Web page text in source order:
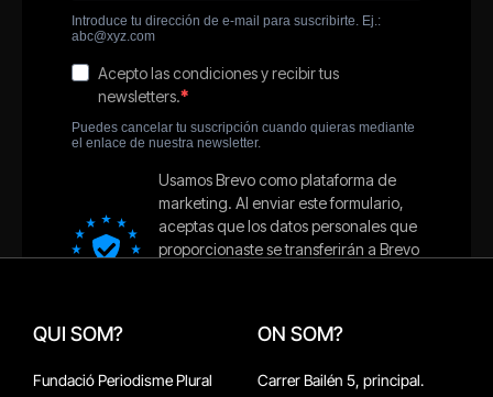
QUI SOM?
Fundació Periodisme Plural
ON SOM?
Carrer Bailén 5, principal.